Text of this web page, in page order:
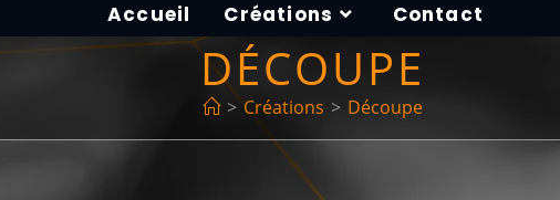
Accueil Créations Contact
DÉCOUPE
> Créations > Découpe